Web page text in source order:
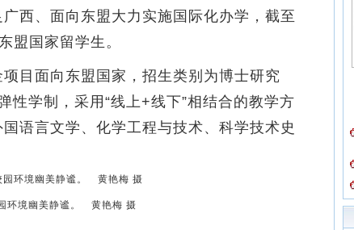
西、面向东盟大力实施国际化办学，截至
盟国家留学生。
面向东盟国家，招生类别为博士研究
性学制，采用“线上+线下”相结合的教学方
语言文学、化学工程与技术、科学技术史
环境幽美静谧。 黄艳梅 摄